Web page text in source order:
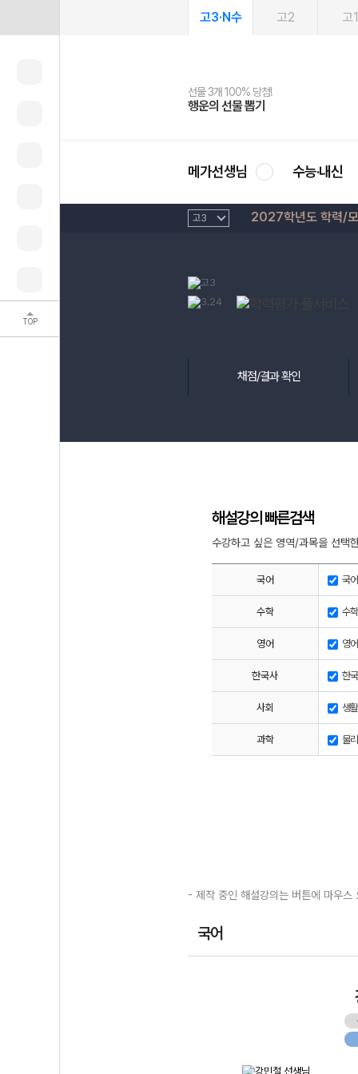
TOP
고3·N수 고2 고1
선물 3개 100% 당첨!
행운의 선물 뽑기
선물 100% 증정!
메가스터디 X 올리브
여름방학 스터디 캐시백
메가런 썸머스쿨
2027 러셀 단과
강사 공개선발
스마트러닝앱
설문 EVENT
메가패스
3일 무료 체험권
메가패스 수강생 무료혜택!
메가클럽 멤버십
사회공헌 캠페인
희망이룸 메가나눔
메가선생님 수능·내신
2027학년도 학력/
채점/결과 확인
해설강의 빠른검색
수강하고 싶은 영역/과목을 선택
국어 국어
수학 수학
영어 영어
한국사 한
사회 생
과학 물
- 제작 중인 해설강의는 버튼에 마우
국어